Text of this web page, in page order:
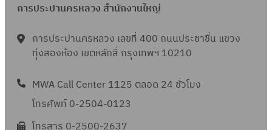
การประปานครหลวง สำนักงานใหญ่
การประปานครหลวง เลขที่ 400 ถนนประชาชื่น แขวง
ทุ่งสองห้อง เขตหลักสี่ กรุงเทพฯ 10210
MWA Call Center 1125 ตลอด 24 ชั่วโมง
โทรศัพท์ 0-2504-0123
โทรสาร 0-2500-2637